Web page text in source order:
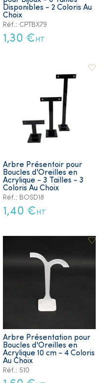
Disponibles - 2 Coloris Au
Choix
Réf.: CPTBX79
1,30 € HT
Arbre Présentoir pour
Boucles d'Oreilles en
Acrylique - 3 Tailles - 3
Coloris Au Choix
Réf.: BOSD18
1,40 € HT
Arbre Présentation pour
Boucles d'Oreilles en
Acrylique 10 cm - 4 Coloris
Au Choix
Réf.: 510